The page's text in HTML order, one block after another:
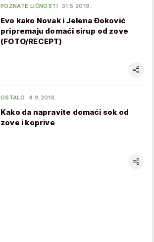
POZNATE LIČNOSTI 31.5.2019.
Evo kako Novak i Jelena Đoković
pripremaju domaći sirup od zove
(FOTO/RECEPT)
OSTALO 4.9.2018.
Kako da napravite domaći sok od
zove i koprive